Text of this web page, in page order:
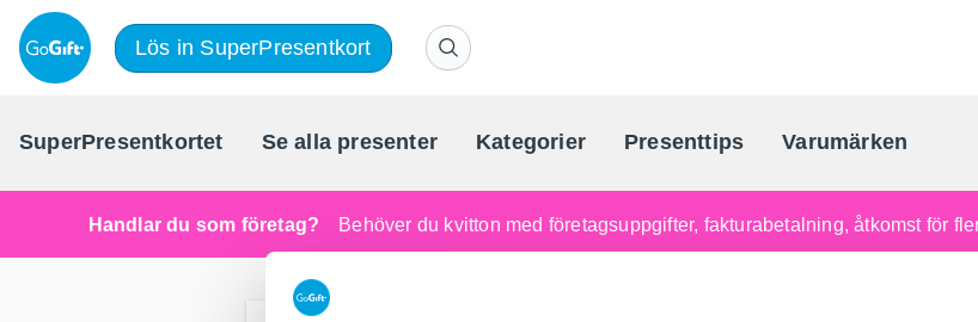
Lös in SuperPresentkort
SuperPresentkortet Se alla presenter Kategorier Presenttips Varumärken
Sveriges största
Handlar du som företag? Behöver du kvitton med företagsuppgifter, fakturabetalning, åtkomst för